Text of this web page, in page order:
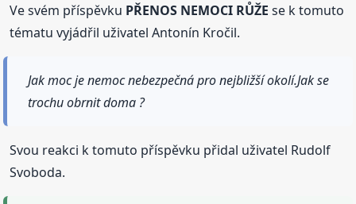
Ve svém příspěvku PŘENOS NEMOCI RŮŽE se k tomuto
tématu vyjádřil uživatel Antonín Kročil.
Jak moc je nemoc nebezpečná pro nejbližší okolí.Jak se
trochu obrnit doma ?
Svou reakci k tomuto příspěvku přidal uživatel Rudolf
Svoboda.